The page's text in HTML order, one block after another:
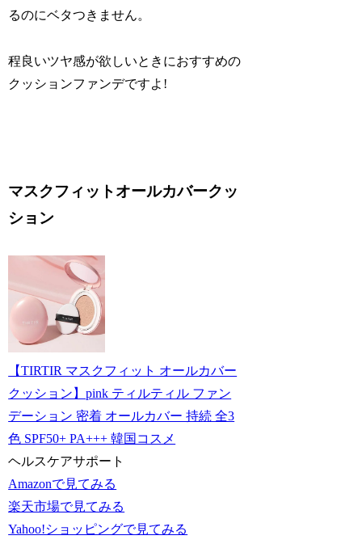
るのにベタつきません。
程良いツヤ感が欲しいときにおすすめの
クッションファンデですよ!
マスクフィットオールカバークッ
ション
【TIRTIR マスクフィット オールカバー
クッション】pink ティルティル ファン
デーション 密着 オールカバー 持続 全3
色 SPF50+ PA+++ 韓国コスメ
ヘルスケアサポート
Amazonで見てみる
楽天市場で見てみる
Yahoo!ショッピングで見てみる